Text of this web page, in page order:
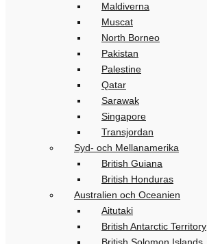
Maldiverna
Muscat
North Borneo
Pakistan
Palestine
Qatar
Sarawak
Singapore
Transjordan
Syd- och Mellanamerika
British Guiana
British Honduras
Australien och Oceanien
Aitutaki
British Antarctic Territory